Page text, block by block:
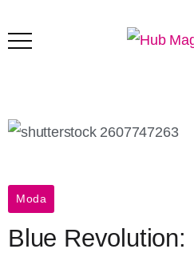
Moda
Blue Revolution: